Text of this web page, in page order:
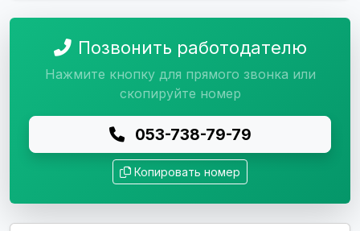
Позвонить работодателю
Нажмите кнопку для прямого звонка или
скопируйте номер
053-738-79-79
Копировать номер